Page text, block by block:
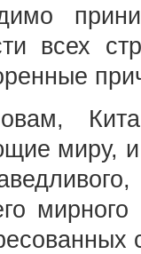
всех
миру,